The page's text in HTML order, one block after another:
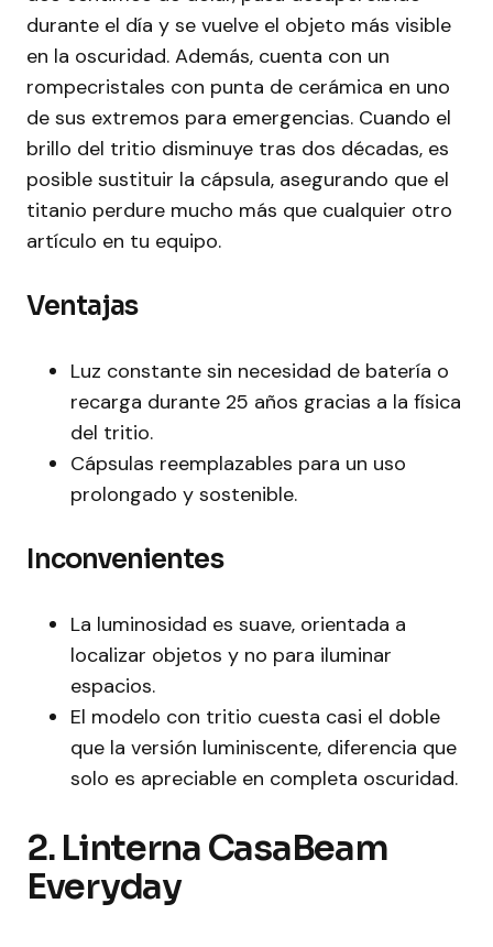
durante el día y se vuelve el objeto más visible
en la oscuridad. Además, cuenta con un
rompecristales con punta de cerámica en uno
de sus extremos para emergencias. Cuando el
brillo del tritio disminuye tras dos décadas, es
posible sustituir la cápsula, asegurando que el
titanio perdure mucho más que cualquier otro
artículo en tu equipo.
Ventajas
Luz constante sin necesidad de batería o
recarga durante 25 años gracias a la física
del tritio.
Cápsulas reemplazables para un uso
prolongado y sostenible.
Inconvenientes
La luminosidad es suave, orientada a
localizar objetos y no para iluminar
espacios.
El modelo con tritio cuesta casi el doble
que la versión luminiscente, diferencia que
solo es apreciable en completa oscuridad.
2. Linterna CasaBeam
Everyday